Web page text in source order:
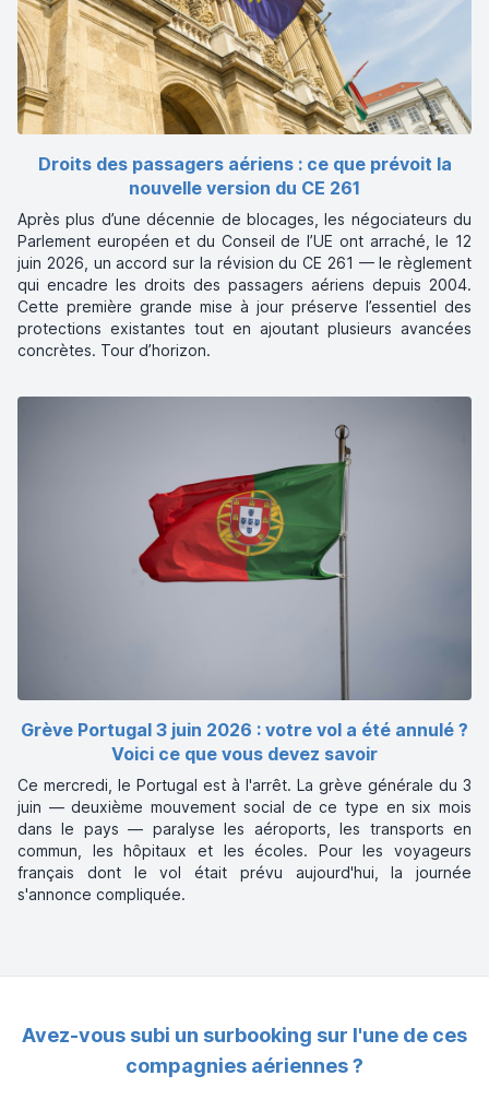
Droits des passagers aériens : ce que prévoit la
nouvelle version du CE 261
Après plus d’une décennie de blocages, les négociateurs du
Parlement européen et du Conseil de l’UE ont arraché, le 12
juin 2026, un accord sur la révision du CE 261 — le règlement
qui encadre les droits des passagers aériens depuis 2004.
Cette première grande mise à jour préserve l’essentiel des
protections existantes tout en ajoutant plusieurs avancées
concrètes. Tour d’horizon.
Grève Portugal 3 juin 2026 : votre vol a été annulé ?
Voici ce que vous devez savoir
Ce mercredi, le Portugal est à l'arrêt. La grève générale du 3
juin — deuxième mouvement social de ce type en six mois
dans le pays — paralyse les aéroports, les transports en
commun, les hôpitaux et les écoles. Pour les voyageurs
français dont le vol était prévu aujourd'hui, la journée
s'annonce compliquée.
Avez-vous subi un surbooking sur l'une de ces
compagnies aériennes ?